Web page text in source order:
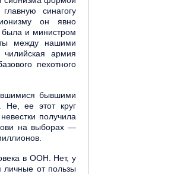
синагогу
он явно
была и министром
между нашими
армия
пехотного
бывшими
Не, ее этот круг
получила
на выборах —
в ООН. Нет, у
личные от пользы